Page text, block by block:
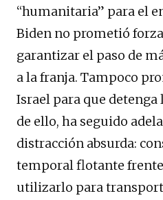
“humanitaria” para el
Biden no prometió
garantizar el paso de
a la franja. Tampoco
Israel para que
de ello, ha seguido
distracción absurda:
temporal flotante frente
utilizarlo para